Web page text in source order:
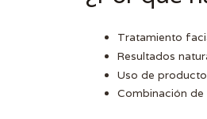
Tratamiento
Resultados
Uso de
Combinación de